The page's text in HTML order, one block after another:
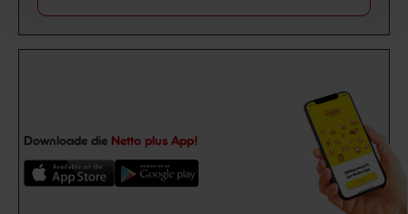
Downloade die Netto plus App!